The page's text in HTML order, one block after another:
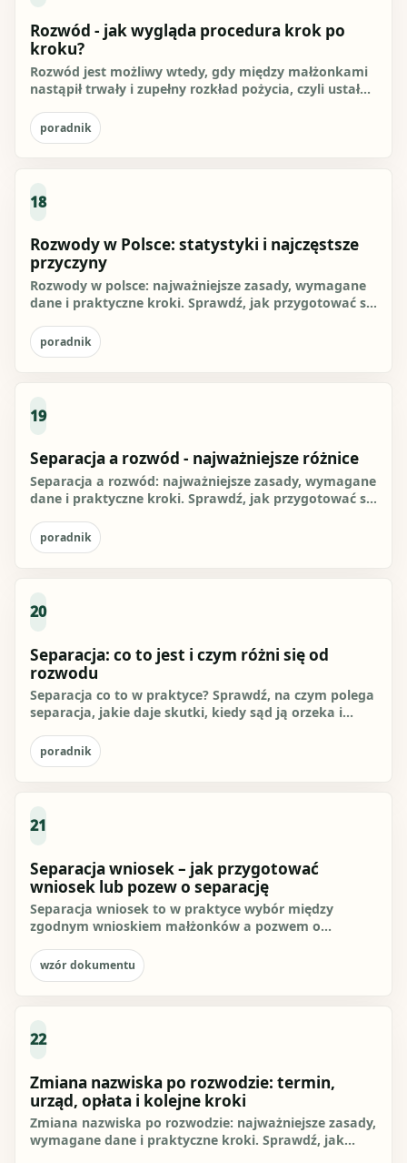
Rozwód - jak wygląda procedura krok po
kroku?
Rozwód jest możliwy wtedy, gdy między małżonkami
nastąpił trwały i zupełny rozkład pożycia, czyli ustały
poradnik
18
Rozwody w Polsce: statystyki i najczęstsze
przyczyny
Rozwody w polsce: najważniejsze zasady, wymagane
dane i praktyczne kroki. Sprawdź, jak przygotować się
poradnik
19
Separacja a rozwód - najważniejsze różnice
Separacja a rozwód: najważniejsze zasady, wymagane
dane i praktyczne kroki. Sprawdź, jak przygotować się
poradnik
20
Separacja: co to jest i czym różni się od
rozwodu
Separacja co to w praktyce? Sprawdź, na czym polega
separacja, jakie daje skutki, kiedy sąd ją orzeka i
poradnik
21
Separacja wniosek – jak przygotować
wniosek lub pozew o separację
Separacja wniosek to w praktyce wybór między
zgodnym wnioskiem małżonków a pozwem o
wzór dokumentu
22
Zmiana nazwiska po rozwodzie: termin,
urząd, opłata i kolejne kroki
Zmiana nazwiska po rozwodzie: najważniejsze zasady,
wymagane dane i praktyczne kroki. Sprawdź, jak